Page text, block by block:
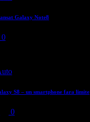
Galaxy Note8
0
S8 – un smartphone fara limite
0